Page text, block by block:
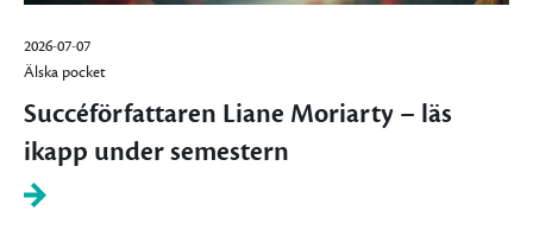
2026-07-07
Älska pocket
Succéförfattaren Liane Moriarty – läs
ikapp under semestern